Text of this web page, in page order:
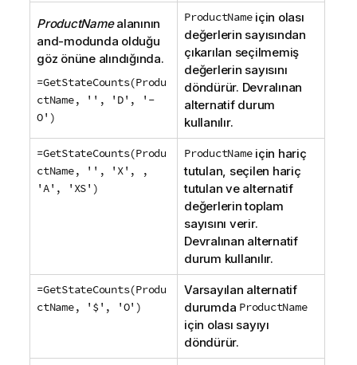
ProductNamealanının
and-modunda olduğu
göz önüne alındığında.
=GetStateCounts(Produ
ctName, '', 'D', '-
O')
ProductNameiçin olası
değerlerin sayısından
çıkarılan seçilmemiş
değerlerin sayısını
döndürür. Devralınan
alternatif durum
kullanılır.
=GetStateCounts(Produ
ctName, '', 'X', ,
'A', 'XS')
ProductNameiçin hariç
tutulan, seçilen hariç
tutulan ve alternatif
değerlerin toplam
sayısını verir.
Devralınan alternatif
durum kullanılır.
=GetStateCounts(Produ
ctName, '$', 'O')
Varsayılan alternatif
durumda ProductName
için olası sayıyı
döndürür.